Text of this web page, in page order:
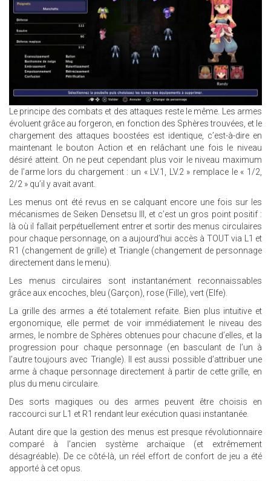
Le principe des combats et des attaques reste le même. Les armes
évoluent grâce au forgeron, en fonction des Sphères trouvées, et le
chargement des attaques boostées est identique, c’est-à-dire en
maintenant le bouton Action et en relâchant une fois le niveau
désiré atteint. On ne peut cependant plus voir le niveau maximum
de l’arme lors du chargement : un « LV.1, LV.2 » remplace le « 1/2,
2/2 » qu’il y avait avant.
Les menus ont été revus en se calquant encore une fois sur les
mécanismes de Seiken Densetsu III, et c’est un gros point positif :
là où il fallait perpétuellement entrer et sortir des menus circulaires
pour chaque personnage, on a aujourd’hui accès à TOUT via L1 et
R1 (changement de grille) et Triangle (changement de personnage
directement dans le menu).
Les menus circulaires sont instantanément reconnaissables
grâce aux encoches, bleu (Garçon), rose (Fille), vert (Elfe).
La grille des armes a été totalement refaite. Bien plus intuitive et
ergonomique, elle permet de voir immédiatement le niveau des
armes, le nombre de Sphères obtenues pour chacune d’elles, et la
progression pour chaque personnage (en basculant de l’un à
l’autre toujours avec Triangle). Il est aussi possible d’attribuer une
arme à chaque personnage directement à partir de cette grille, en
plus du menu circulaire.
Des sorts magiques ou des armes peuvent être choisis en
raccourci sur L1 et R1 rendant leur exécution quasi instantanée.
Autant dire que la gestion des menus est presque révolutionnaire
comparé à l’ancien système archaïque (et extrêmement
désagréable). De ce côté-là, un réel effort de confort de jeu a été
apporté à cet opus.